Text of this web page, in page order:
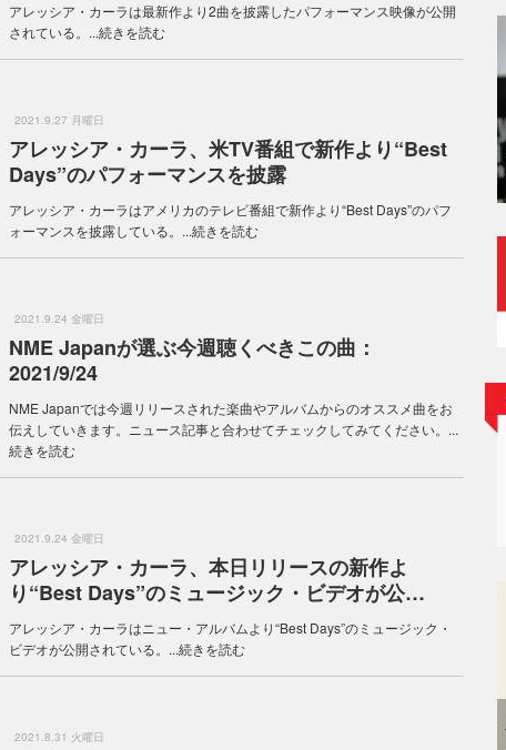
アレッシア・カーラは最新作より2曲を披露したパフォーマンス映像が公開
されている。...続きを読む
2021.9.27 月曜日
アレッシア・カーラ、米TV番組で新作より“Best
Days”のパフォーマンスを披露
アレッシア・カーラはアメリカのテレビ番組で新作より“Best Days”のパフ
ォーマンスを披露している。...続きを読む
2021.9.24 金曜日
NME Japanが選ぶ今週聴くべきこの曲：
2021/9/24
NME Japanでは今週リリースされた楽曲やアルバムからのオススメ曲をお
伝えしていきます。ニュース記事と合わせてチェックしてみてください。...
続きを読む
2021.9.24 金曜日
アレッシア・カーラ、本日リリースの新作よ
り“Best Days”のミュージック・ビデオが公…
アレッシア・カーラはニュー・アルバムより“Best Days”のミュージック・
ビデオが公開されている。...続きを読む
2021.8.31 火曜日